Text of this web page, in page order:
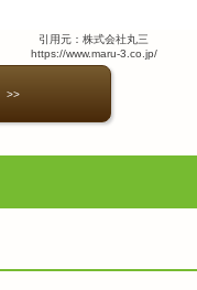
引用元：株式会社丸三
https://www.maru-3.co.jp/